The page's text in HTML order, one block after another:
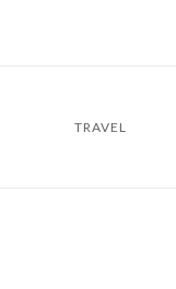
TRAVEL